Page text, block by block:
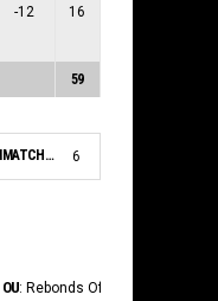
-12
16
59
STAT_TEAMMATCH_BASKETBALL_sBiggestScoringRun_NAME: 6
OU: Rebonds Offensif